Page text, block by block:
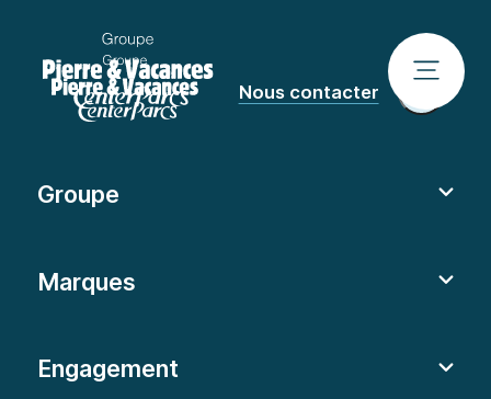
Nous contacter
Groupe
Marques
Engagement